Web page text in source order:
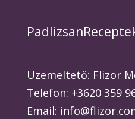
Üzemeltető: Flizor
Telefon: +3620 359
Email: